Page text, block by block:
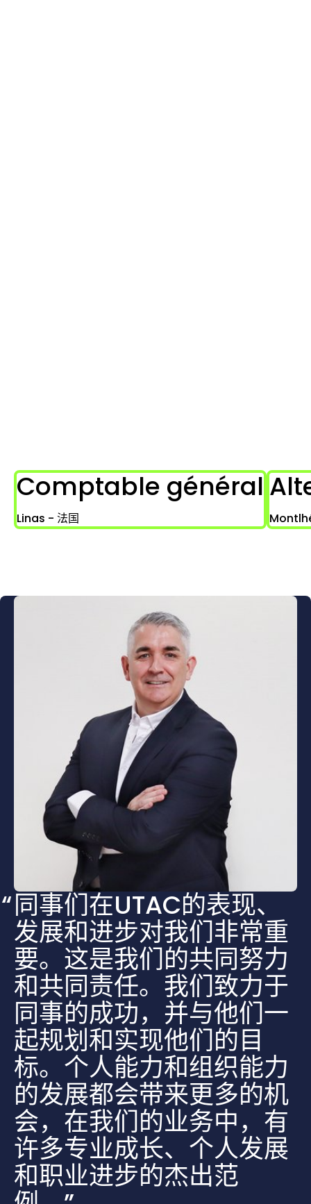
Comptable général
Linas - 法国
同事们在UTAC的表现、
发展和进步对我们非常重
要。这是我们的共同努力
和共同责任。我们致力于
同事的成功，并与他们一
起规划和实现他们的目
标。个人能力和组织能力
的发展都会带来更多的机
会，在我们的业务中，有
许多专业成长、个人发展
和职业进步的杰出范